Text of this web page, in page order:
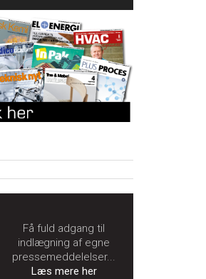
Få fuld adgang til
indlægning af egne
pressemeddelelser...
Læs mere her